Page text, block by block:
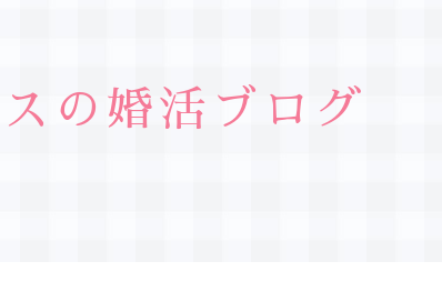
の婚活ブログ